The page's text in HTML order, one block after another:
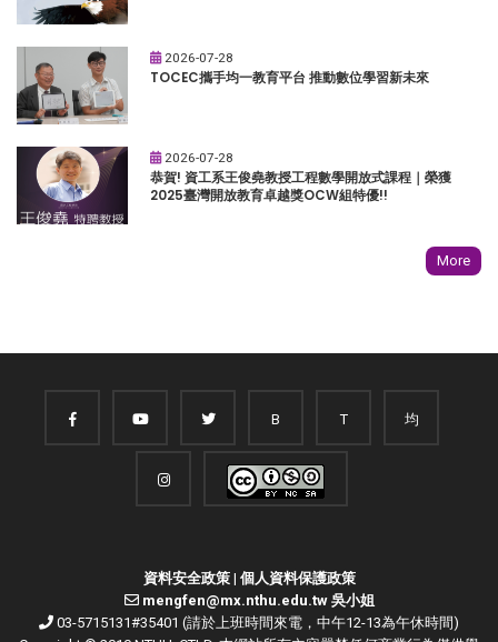
2026-07-28
TOCEC攜手均一教育平台 推動數位學習新未來
2026-07-28
恭賀! 資工系王俊堯教授工程數學開放式課程｜榮獲
2025臺灣開放教育卓越獎OCW組特優!!
More
B T 均
資料安全政策| 個人資料保護政策
mengfen@mx.nthu.edu.tw 吳小姐
03-5715131#35401 (請於上班時間來電，中午12-13為午休時間)